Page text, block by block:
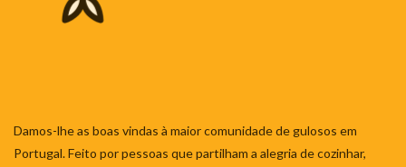
Damos-lhe as boas vindas à maior comunidade de gulosos em
Portugal. Feito por pessoas que partilham a alegria de cozinhar,